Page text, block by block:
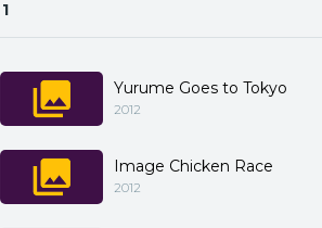
1
Yurume Goes to Tokyo
2012
Image Chicken Race
2012